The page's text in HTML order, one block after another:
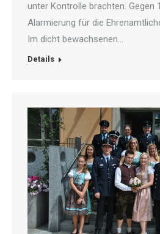
unter Kontrolle brachten. Gegen
Alarmierung für die
Im dicht bewachsenen…
Details